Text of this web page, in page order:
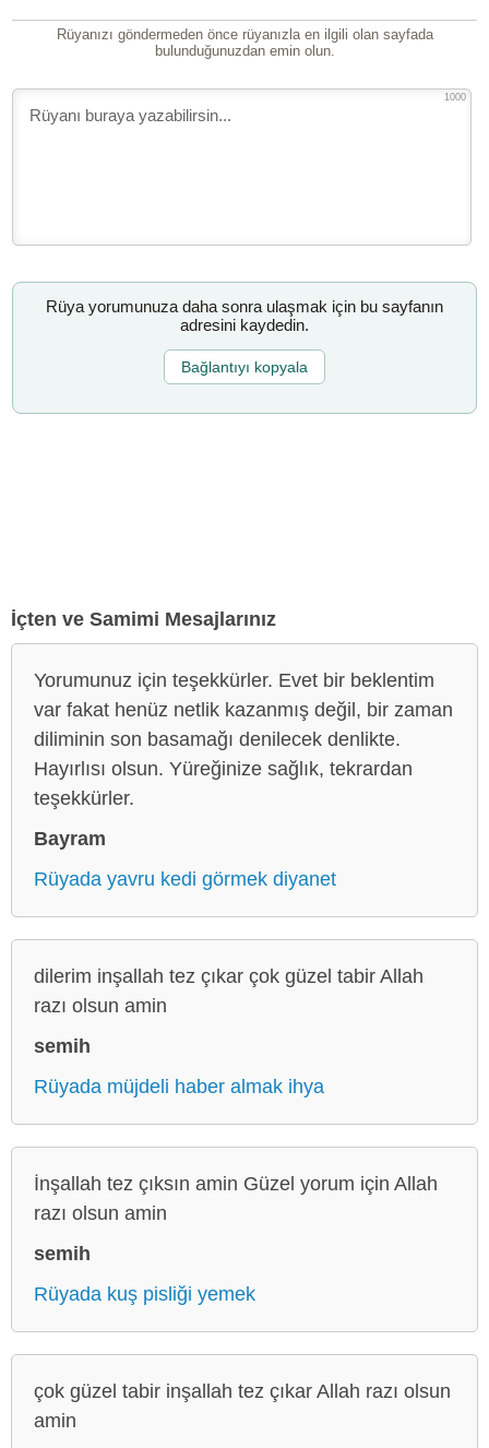
Rüyanızı göndermeden önce rüyanızla en ilgili olan sayfada
bulunduğunuzdan emin olun.
1000
Rüya yorumunuza daha sonra ulaşmak için bu sayfanın
adresini kaydedin.
Bağlantıyı kopyala
İçten ve Samimi Mesajlarınız
Yorumunuz için teşekkürler. Evet bir beklentim
var fakat henüz netlik kazanmış değil, bir zaman
diliminin son basamağı denilecek denlikte.
Hayırlısı olsun. Yüreğinize sağlık, tekrardan
teşekkürler.
Bayram
Rüyada yavru kedi görmek diyanet
dilerim inşallah tez çıkar çok güzel tabir Allah
razı olsun amin
semih
Rüyada müjdeli haber almak ihya
İnşallah tez çıksın amin Güzel yorum için Allah
razı olsun amin
semih
Rüyada kuş pisliği yemek
çok güzel tabir inşallah tez çıkar Allah razı olsun
amin